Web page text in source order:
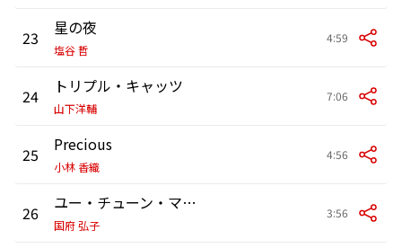
23 星の夜
塩谷 哲
4:59
24 トリプル・キャッツ
山下洋輔
7:06
25 Precious
小林 香織
4:56
26 ユー・チューン・マイ・ハート
国府 弘子
3:56